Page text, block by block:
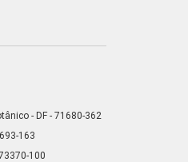
- DF - 71680-362
163
100